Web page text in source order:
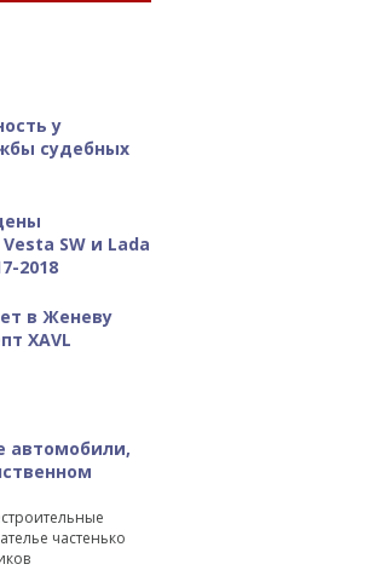
у
судебных
SW и Lada
2018
в Женеву
XAVL
автомобили,
частенько